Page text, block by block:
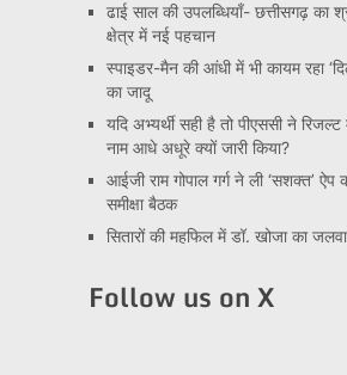
ढाई साल की उपलब्धियाँ- छत्तीसगढ़ का
क्षेत्र में नई पहचान
स्पाइडर-मैन की आंधी में भी कायम रहा ‘दिल
का जादू
यदि अभ्यर्थी सही है तो पीएससी ने
नाम आधे अधूरे क्यों जारी किया?
आईजी राम गोपाल गर्ग ने ली ‘सशक्त’ ऐप
समीक्षा बैठक
सितारों की महफिल में डॉ. खोजा का जलवा
Follow us on X